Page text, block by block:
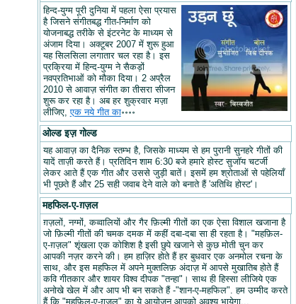
हिन्द-युग्म पूरी दुनिया में पहला ऐसा प्रयास
है जिसने संगीतबद्ध गीत-निर्माण को
योजनाबद्ध तरीके से इंटरनेट के माध्यम से
अंजाम दिया। अक्टूबर 2007 में शुरू हुआ
यह सिलसिला लगातार चल रहा है। इस
प्रक्रिया में हिन्द-युग्म ने सैकड़ों
नवप्रतिभाओं को मौका दिया। 2 अप्रैल
2010 से आवाज़ संगीत का तीसरा सीजन
शुरू कर रहा है। अब हर शुक्रवार मज़ा
लीजिए,एक नये गीत का॰॰॰॰
ओल्ड इज़ गोल्ड
यह आवाज़ का दैनिक स्तम्भ है, जिसके माध्यम से हम पुरानी सुनहरे गीतों की
यादें ताज़ी करते हैं। प्रतिदिन शाम 6:30 बजे हमारे होस्ट सुजॉय चटर्जी
लेकर आते हैं एक गीत और उससे जुड़ी बातें। इसमें हम श्रोताओं से पहेलियाँ
भी पूछते हैं और 25 सही जवाब देने वाले को बनाते हैं 'अतिथि होस्ट'।
महफिल-ए-ग़ज़ल
ग़ज़लों, नग्मों, कव्वालियों और गैर फ़िल्मी गीतों का एक ऐसा विशाल खजाना है
जो फ़िल्मी गीतों की चमक दमक में कहीं दबा-दबा सा ही रहता है। "महफ़िल-
ए-ग़ज़ल" शृंखला एक कोशिश है इसी छुपे खजाने से कुछ मोती चुन कर
आपकी नज़र करने की। हम हाज़िर होते हैं हर बुधवार एक अनमोल रचना के
साथ, और इस महफिल में अपने मुक्तलिफ़ अंदाज़ में आपसे मुखातिब होते हैं
कवि गीतकार और शायर विश्व दीपक "तन्हा"। साथ ही हिस्सा लीजिये एक
अनोखे खेल में और आप भी बन सकते हैं -"शान-ए-महफिल". हम उम्मीद करते
हैं कि "महफ़िल-ए-ग़ज़ल" का ये आयोजन आपको अवश्य भायेगा...